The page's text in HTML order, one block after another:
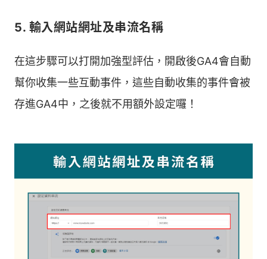
5. 輸入網站網址及串流名稱
在這步驟可以打開加強型評估，開啟後GA4會自動
幫你收集一些互動事件，這些自動收集的事件會被
存進GA4中，之後就不用額外設定囉！